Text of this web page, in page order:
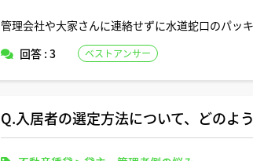
管理会社や大家さんに連絡せずに水道蛇口のパッ
とも連絡したら費用無料で修繕してもらえますか。
回答 : 3
ベストアンサー
Q.入居者の選定方法について、どのよ